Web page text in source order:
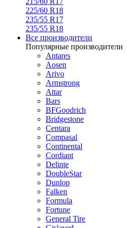
225/60 R18
235/55 R17
235/55 R18
Все производители
Популярные производители
Antares
Aosen
Arivo
Armstrong
Attar
Bars
BFGoodrich
Bridgestone
Centara
Compasal
Continental
Cordiant
Delinte
DoubleStar
Dunlop
Falken
Formula
Fortune
General Tire